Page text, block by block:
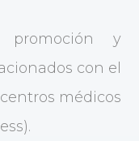
y
con el
médicos